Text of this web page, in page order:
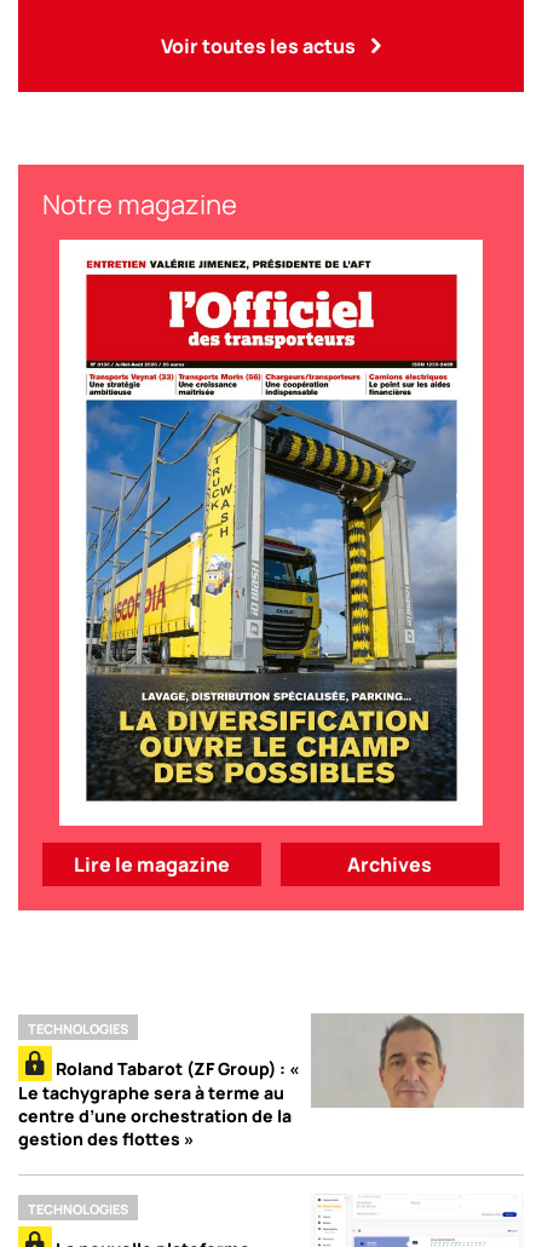
Voir toutes les actus
Notre magazine
Lire le magazine Archives
TECHNOLOGIES
Roland Tabarot (ZF Group) : «
Le tachygraphe sera à terme au
centre d’une orchestration de la
gestion des flottes »
TECHNOLOGIES